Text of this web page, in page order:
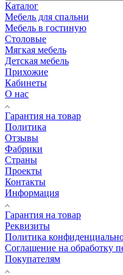
Каталог
Мебель для спальни
Мебель в гостиную
Столовые
Мягкая мебель
Детская мебель
Прихожие
Кабинеты
О нас
Гарантия на товар
Политика
Отзывы
Фабрики
Страны
Проекты
Контакты
Информация
Гарантия на товар
Реквизиты
Политика
Соглашение на обработку
Покупателям